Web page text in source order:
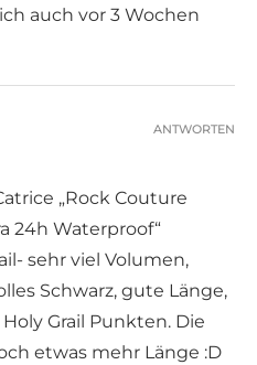
auch vor 3 Wochen
„Rock Couture
24h Waterproof“
sehr viel Volumen,
Schwarz, gute Länge,
Grail Punkten. Die
etwas mehr Länge :D
ANTWORTEN